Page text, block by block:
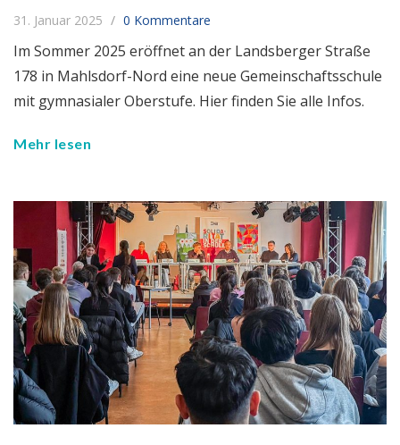
31. Januar 2025 0 Kommentare
Im Sommer 2025 eröffnet an der Landsberger Straße
178 in Mahlsdorf-Nord eine neue Gemeinschaftsschule
mit gymnasialer Oberstufe. Hier finden Sie alle Infos.
Mehr lesen